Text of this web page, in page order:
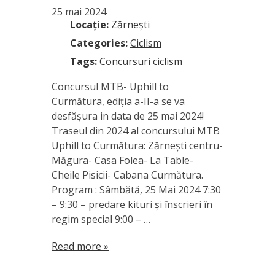
25 mai 2024
Locație: Zărnești
Categories:Ciclism
Tags:Concursuri ciclism
Concursul MTB- Uphill to
Curmătura, ediția a-II-a se va
desfășura in data de 25 mai 2024!
Traseul din 2024 al concursului MTB
Uphill to Curmătura: Zărneşti centru-
Măgura- Casa Folea- La Table-
Cheile Pisicii- Cabana Curmătura.
Program : Sâmbătă, 25 Mai 2024 7:30
– 9:30 – predare kituri și înscrieri în
regim special 9:00 – …
Read more »